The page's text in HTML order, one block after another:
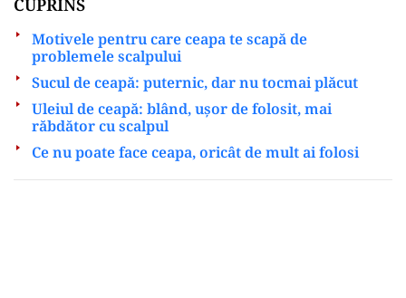
CUPRINS
Motivele pentru care ceapa te scapă de
problemele scalpului
Sucul de ceapă: puternic, dar nu tocmai plăcut
Uleiul de ceapă: blând, ușor de folosit, mai
răbdător cu scalpul
Ce nu poate face ceapa, oricât de mult ai folosi